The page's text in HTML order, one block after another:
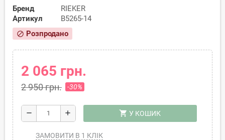
Бренд
RIEKER
Артикул
B5265-14
block Розпродано
2 065 грн.
2 950 грн. -30%
remove add shopping_cart У КОШИК
ЗАМОВИТИ В 1 КЛІК